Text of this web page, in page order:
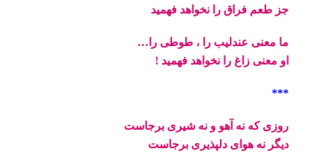
جز طعم فراق را نخواهد فهمید
ما معنی عندلیب را ، طوطی را…
او معنی زاغ را نخواهد فهمید !
***
روزی که نه آهو و نه شیری برجاست
دیگر نه هوای دلپذیری برجاست